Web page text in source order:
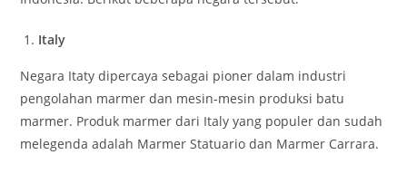
Italy
Negara Itaty dipercaya sebagai pioner dalam industri
pengolahan marmer dan mesin-mesin produksi batu
marmer. Produk marmer dari Italy yang populer dan sudah
melegenda adalah Marmer Statuario dan Marmer Carrara.